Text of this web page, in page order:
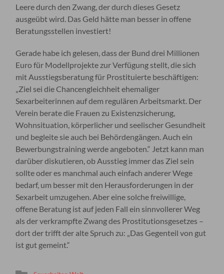
Leere durch den Zwang, der durch dieses Gesetz
ausgeübt wird. Das Geld hätte man besser in offene
Beratungsstellen investiert!
Gerade habe ich gelesen, dass der Bund drei Millionen
Euro für Modellprojekte zur Verfügung stellt, die sich
mit Ausstiegsberatung für Prostituierte beschäftigen:
„Ziel sei die Chancengleichheit ehemaliger
Sexarbeiterinnen auf dem regulären Arbeitsmarkt. Der
Verein berate die Frauen zu Existenzsicherung,
Wohnsituation, körperlicher und seelischer Gesundheit
und begleite sie auch bei Behördengängen. Auch ein
Bewerbungstraining werde angeboten.“ Jetzt kann man
darüber diskutieren, ob Ausstieg immer das Ziel sein
sollte oder es manchmal auch einfach anderer Wege
bedarf, um besser mit den Herausforderungen in der
Sexarbeit umzugehen. Aber eine solche freiwillige,
offene Beratung ist auf jeden Fall ein sinnvollerer Weg
als der verkrampfte Zwang des Prostitutionsgesetzes –
dort der trifft der alte Spruch zu: „Das Gegenteil von gut
ist gut gemeint.“